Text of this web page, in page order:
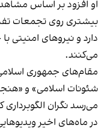
او افزود بر اساس
بیشتری روی تجمعات
دارد و نیروهای امنیتی
می‌کنند.
مقام‌های جمهوری
شئونات اسلامی» و
می‌رسد نگران الگوبرداری
در ماه‌های اخیر